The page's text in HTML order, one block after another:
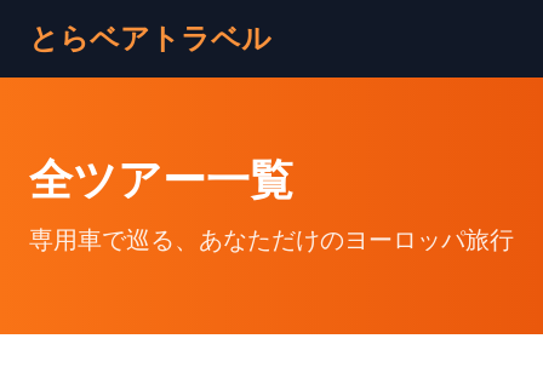
とらベアトラベル
全ツアー一覧
専用車で巡る、あなただけのヨーロッパ旅行